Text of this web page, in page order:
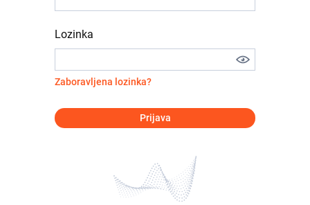
Lozinka
Zaboravljena lozinka?
Prijava